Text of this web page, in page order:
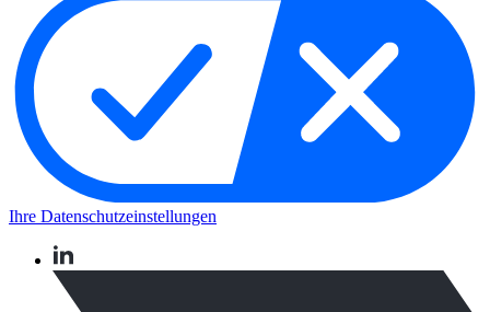
Ihre Datenschutzeinstellungen